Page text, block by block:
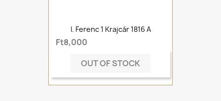
I. Ferenc 1 Krajcár 1816 A
Ft8,000
OUT OF STOCK